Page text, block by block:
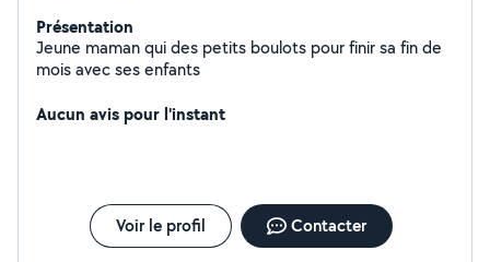
Présentation
Jeune maman qui des petits boulots pour finir sa fin de
mois avec ses enfants
Aucun avis pour l'instant
Voir le profil Contacter